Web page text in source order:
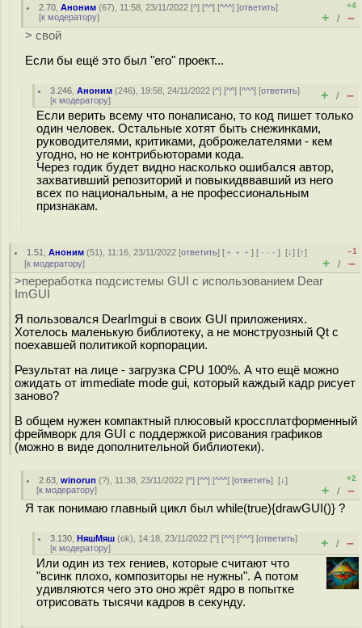
2.70 ,Аноним (67), 11:58, 23/11/2022 [^] [^^] [^^^] [ответить]
[к модератору]
+4
+ / –
> свой
Если бы ещё это был "его" проект...
3.246 ,Аноним (246), 19:58, 24/11/2022 [^] [^^] [^^^] [ответить]
[к модератору] + / –
Если верить всему что понаписано, то код пишет только
один человек. Остальные хотят быть снежинками,
руководителями, критиками, доброжелателями - кем
угодно, но не контрибьюторами кода.
Через годик будет видно насколько ошибался автор,
захвативший репозиторий и повыкидввавший из него
всех по национальным, а не профессиональным
признакам.
1.51 ,Аноним (51), 11:16, 23/11/2022 [ответить] [ ﹢﹢﹢] [ · · ·][↓] [↑]
[к модератору]
–1
+ / –
>переработка подсистемы GUI с использованием Dear
ImGUI
Я пользовался DearImgui в своих GUI приложениях.
Хотелось маленькую библиотеку, а не монструозный Qt с
поехавшей политикой корпорации.
Результат на лице - загрузка CPU 100%. А что ещё можно
ожидать от immediate mode gui, который каждый кадр рисует
заново?
В общем нужен компактный плюсовый кроссплатформенный
фреймворк для GUI с поддержкой рисования графиков
(можно в виде дополнительной библиотеки).
2.63 ,winorun (?), 11:38, 23/11/2022 [^] [^^] [^^^] [ответить][↓]
[к модератору]
+2
+ / –
Я так понимаю главный цикл был while(true){drawGUI()} ?
3.130 ,НяшМяш (ok), 14:18, 23/11/2022 [^] [^^] [^^^] [ответить]
[к модератору] + / –
Или один из тех гениев, которые считают что
"всинк плохо, композиторы не нужны". А потом
удивляются чего это оно жрёт ядро в попытке
отрисовать тысячи кадров в секунду.